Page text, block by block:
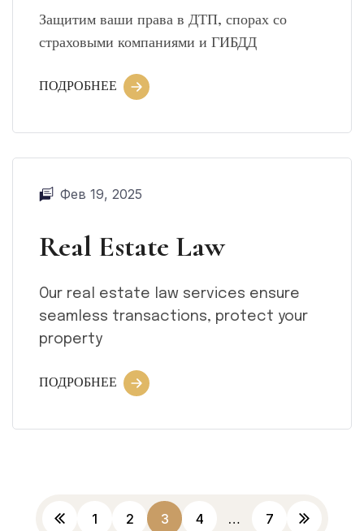
Защитим ваши права в ДТП, спорах со
страховыми компаниями и ГИБДД
ПОДРОБНЕЕ
Фев 19, 2025
Real Estate Law
Our real estate law services ensure
seamless transactions, protect your
property
ПОДРОБНЕЕ
1 2 3 4 … 7